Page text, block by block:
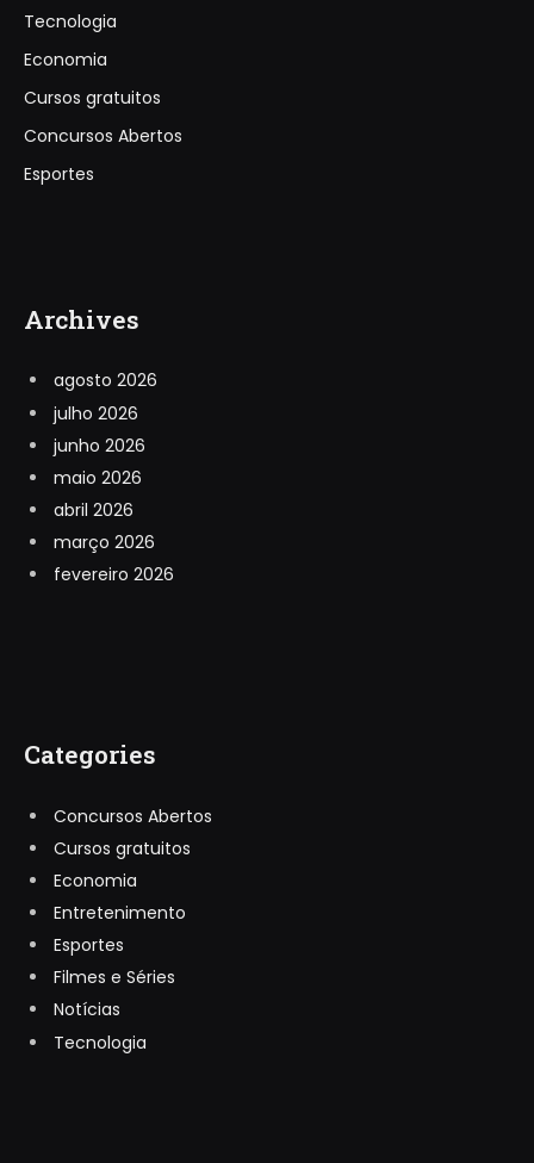
Tecnologia
Economia
Cursos gratuitos
Concursos Abertos
Esportes
Archives
agosto 2026
julho 2026
junho 2026
maio 2026
abril 2026
março 2026
fevereiro 2026
Categories
Concursos Abertos
Cursos gratuitos
Economia
Entretenimento
Esportes
Filmes e Séries
Notícias
Tecnologia